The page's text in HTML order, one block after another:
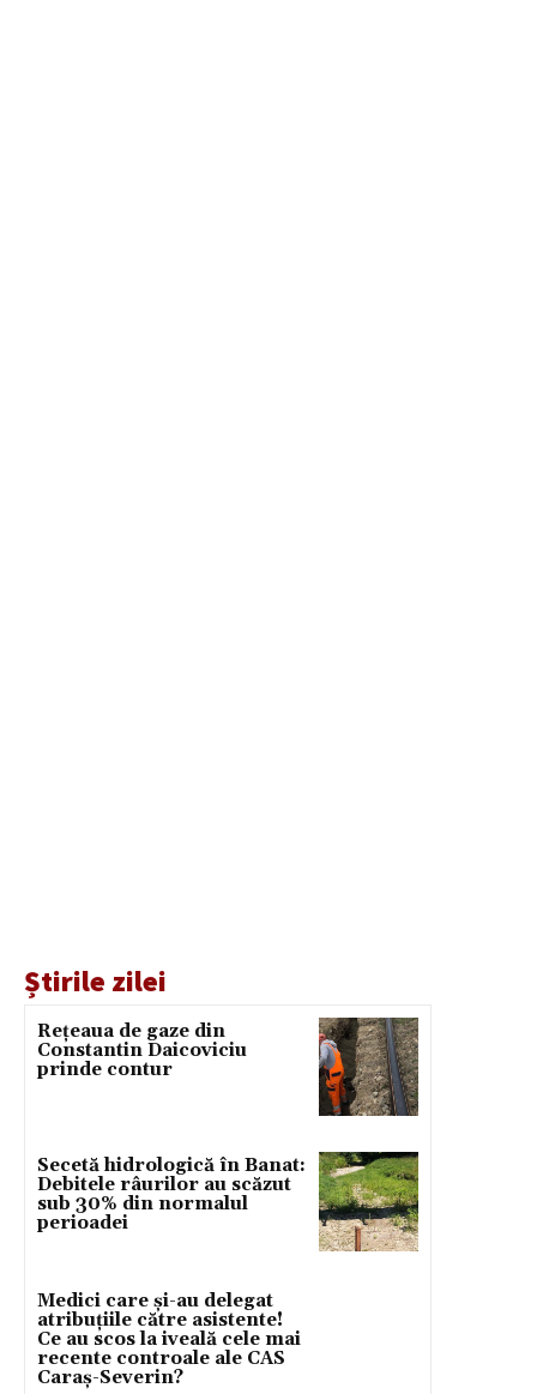
Știrile zilei
Rețeaua de gaze din
Constantin Daicoviciu
prinde contur
Secetă hidrologică în Banat:
Debitele râurilor au scăzut
sub 30% din normalul
perioadei
Medici care și-au delegat
atribuțiile către asistente!
Ce au scos la iveală cele mai
recente controale ale CAS
Caraș-Severin?